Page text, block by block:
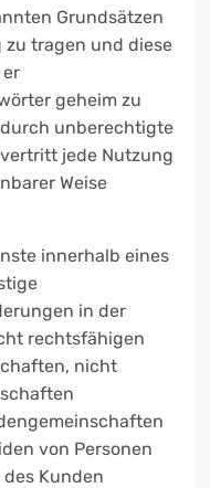
Grundsätzen
tragen und diese
geheim zu
unberechtigte
jede Nutzung
Weise
innerhalb eines
in der
rechtsfähigen
nicht
von Personen
Kunden